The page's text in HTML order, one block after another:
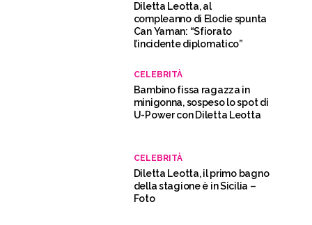
Diletta Leotta, al
compleanno di Elodie spunta
Can Yaman: “Sfiorato
l’incidente diplomatico”
CELEBRITÀ
Bambino fissa ragazza in
minigonna, sospeso lo spot di
U-Power con Diletta Leotta
CELEBRITÀ
Diletta Leotta, il primo bagno
della stagione è in Sicilia –
Foto